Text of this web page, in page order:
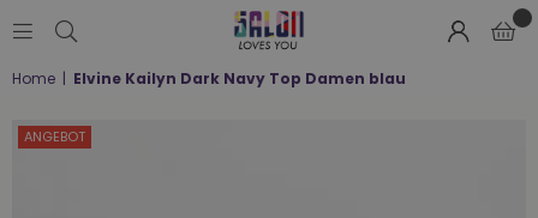
LOVES
Home | Elvine Kailyn Dark Navy Top Damen blau
ANGEBOT